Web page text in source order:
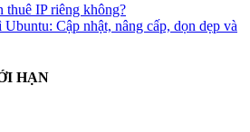
thuê IP riêng không?
Cập nhật, nâng cấp, dọn dẹp và
HẠN